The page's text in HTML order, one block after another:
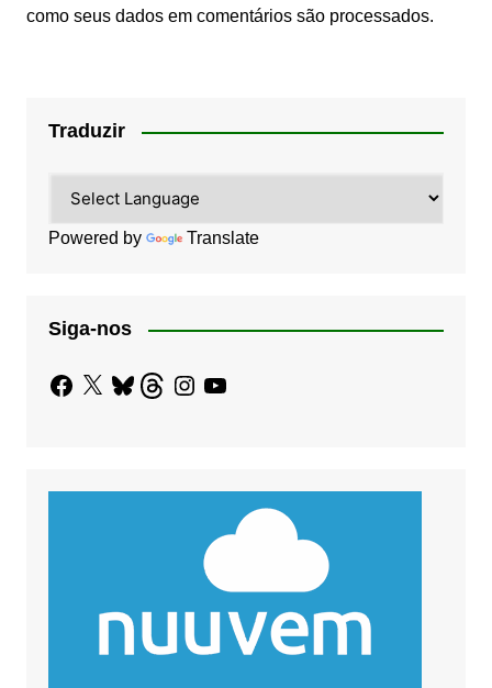
como seus dados em comentários são processados.
Traduzir
Powered by Translate
Siga-nos
Facebook
X BlueskyThreadsInstagram
YouTube